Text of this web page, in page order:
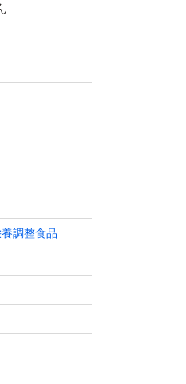
調整食品